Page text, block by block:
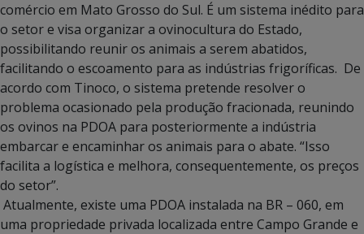
comércio em Mato Grosso do Sul. É um sistema inédito para
o setor e visa organizar a ovinocultura do Estado,
possibilitando reunir os animais a serem abatidos,
facilitando o escoamento para as indústrias frigoríficas. De
acordo com Tinoco, o sistema pretende resolver o
problema ocasionado pela produção fracionada, reunindo
os ovinos na PDOA para posteriormente a indústria
embarcar e encaminhar os animais para o abate. “Isso
facilita a logística e melhora, consequentemente, os preços
do setor”.
Atualmente, existe uma PDOA instalada na BR – 060, em
uma propriedade privada localizada entre Campo Grande e